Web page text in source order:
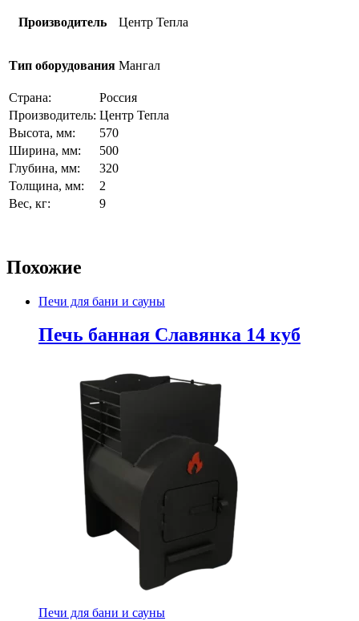
Производитель Центр Тепла
Тип оборудования Мангал
Страна:
Россия
Производитель: Центр Тепла
Высота, мм:
570
Ширина, мм:
500
Глубина, мм:
320
Толщина, мм:
2
Вес, кг:
9
Похожие
Печи для бани и сауны
Печь банная Славянка 14 куб
Печи для бани и сауны